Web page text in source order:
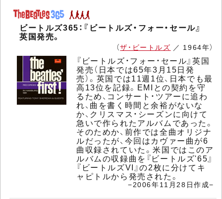
ビートルズ365：『ビートルズ・フォー・セール』
英国発売。
（ザ・ビートルズ ／ 1964年）
『ビートルズ・フォー・セール』英国
発売（日本では65年3月15日発
売）。英国では11週1位、日本でも最
高13位を記録。EMIとの契約を守
るため、コンサート・ツアーに追わ
れ、曲を書く時間と余裕がないな
か、クリスマス・シーズンに向けて
急いで作られたアルバムであった。
そのためか、前作では全曲オリジナ
ルだったが、今回はカヴァー曲が6
曲収録されていた。米国ではこのア
ルバムの収録曲を『ビートルズ'65』
『ビートルズVI』の2枚に分けてキ
ャピトルから発売された。
−2006年11月28日作成−